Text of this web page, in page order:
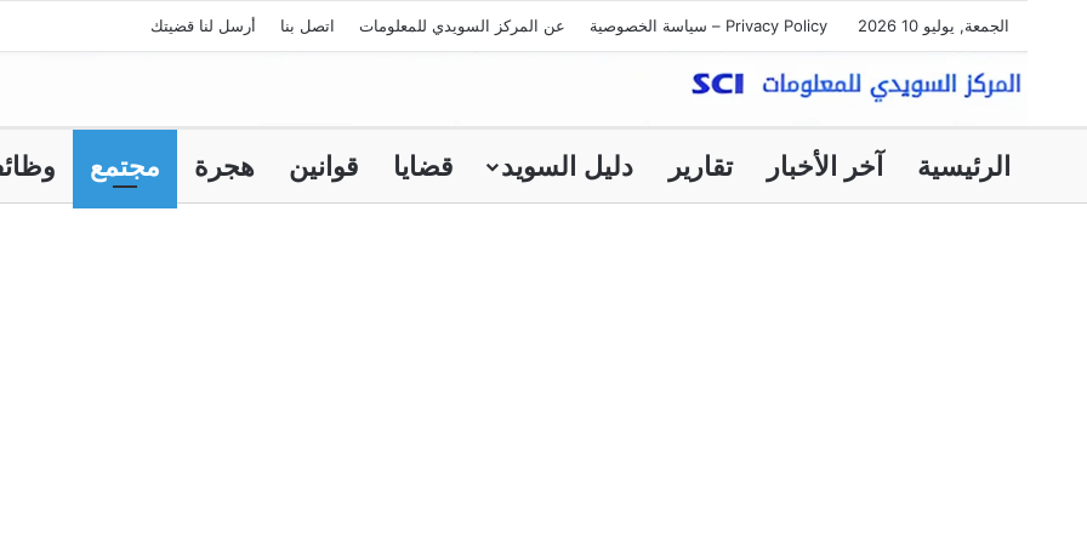
الجمعة, يوليو 10 2026 Privacy Policy – سياسة الخصوصية عن المركز السويدي للمعلومات اتصل بنا أرسل لنا قضيتك
الرئيسية آخر الأخبار تقارير دليل السويد قضايا قوانين هجرة مجتمع